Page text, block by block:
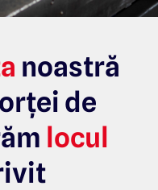
noastră
de
locul